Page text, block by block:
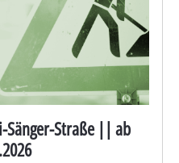
Straße || ab